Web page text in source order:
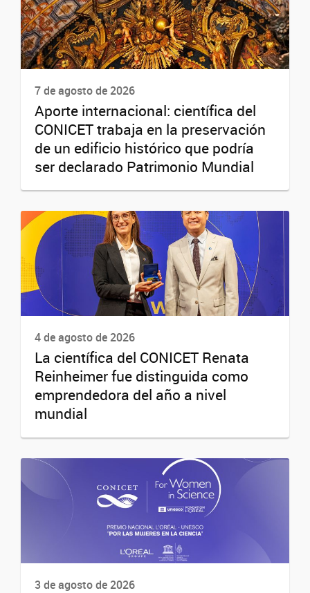
7 de agosto de 2026
Aporte internacional: científica del
CONICET trabaja en la preservación
de un edificio histórico que podría
ser declarado Patrimonio Mundial
4 de agosto de 2026
La científica del CONICET Renata
Reinheimer fue distinguida como
emprendedora del año a nivel
mundial
3 de agosto de 2026